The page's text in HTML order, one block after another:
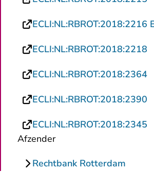
ECLI:NL:RBROT:2018:2216
ECLI:NL:RBROT:2018:2218
ECLI:NL:RBROT:2018:2364-
ECLI:NL:RBROT:2018:2390
ECLI:NL:RBROT:2018:2345
Afzender
Rechtbank Rotterdam